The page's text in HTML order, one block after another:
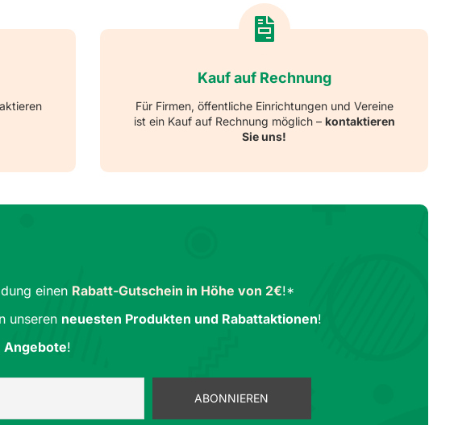
Kauf auf Rechnung
Für Firmen, öffentliche Einrichtungen und Vereine
ist ein Kauf auf Rechnung möglich – kontaktieren
Sie uns!
einen Rabatt-Gutschein in Höhe von 2€!*
unseren neuesten Produkten und Rabattaktionen!
Angebote!